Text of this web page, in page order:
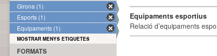
Equipaments esportius
Relació d’equipaments
Girona (1)
Esports (1)
Equipaments (1)
MOSTRAR MENYS ETIQUETES
FORMATS